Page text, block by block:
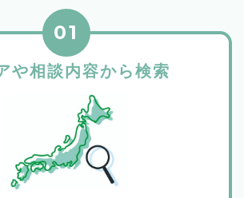
や相談内容から検索
01